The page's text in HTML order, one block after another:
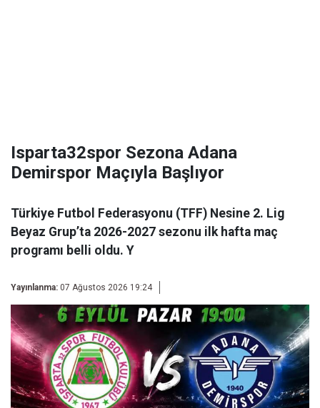
Isparta32spor Sezona Adana
Demirspor Maçıyla Başlıyor
Türkiye Futbol Federasyonu (TFF) Nesine 2. Lig
Beyaz Grup’ta 2026-2027 sezonu ilk hafta maç
programı belli oldu. Y
Yayınlanma: 07 Ağustos 2026 19:24